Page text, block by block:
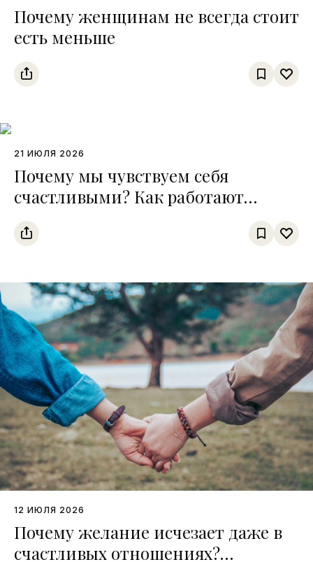
Почему женщинам не всегда стоит
есть меньше
21 ИЮЛЯ 2026
Почему мы чувствуем себя
счастливыми? Как работают
четыре главные «молекулы
хорошего настроения»
12 ИЮЛЯ 2026
Почему желание исчезает даже в
счастливых отношениях?